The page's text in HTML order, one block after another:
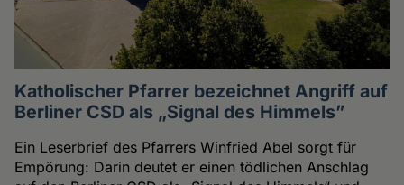
Katholischer Pfarrer bezeichnet Angriff auf
Berliner CSD als „Signal des Himmels”
Ein Leserbrief des Pfarrers Winfried Abel sorgt für
Empörung: Darin deutet er einen tödlichen Anschlag